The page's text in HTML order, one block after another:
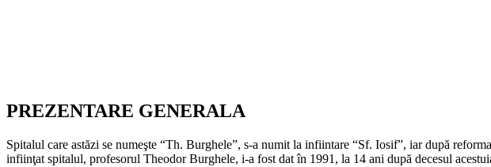
PREZENTARE GENERALA
Spitalul care astăzi se numeşte “Th. Burghele”, s-a numit la infiintare “Sf. Iosif”, iar după
infiinţat spitalul, profesorul Theodor Burghele, i-a fost dat în 1991, la 14 ani după decesul